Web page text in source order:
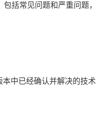
包括常见问题和严重问题，
本中已经确认并解决的技术